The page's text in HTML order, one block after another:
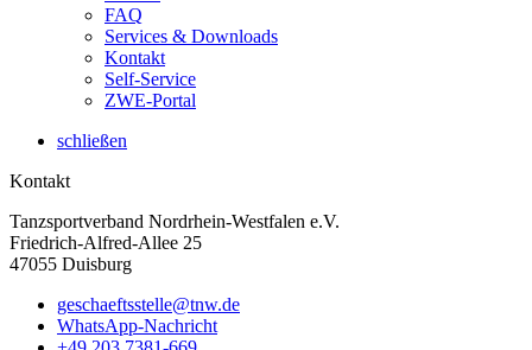
FAQ
Services & Downloads
Kontakt
Self-Service
ZWE-Portal
schließen
Kontakt
Tanzsportverband Nordrhein-Westfalen e.V.
Friedrich-Alfred-Allee 25
47055 Duisburg
geschaeftsstelle@tnw.de
WhatsApp-Nachricht